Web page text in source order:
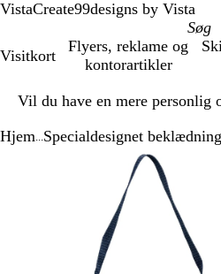
VistaCreate99designs by Vista
Visitkort
Flyers, reklame og
kontorartikler
Vil du have en mere personlig
1
Hjem Specialdesignet
Zoombart
billede
Zoomet
til
minimum
Klik
for
udvide
Brug
tasterne
plus
minus